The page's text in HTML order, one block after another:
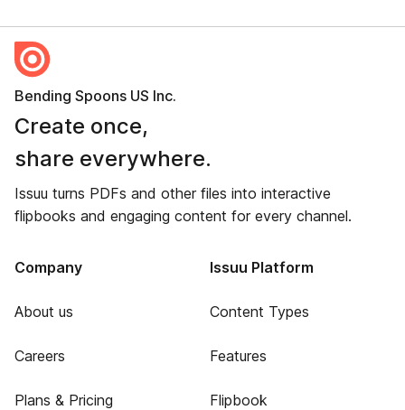
Bending Spoons US Inc.
Create once,
share everywhere.
Issuu turns PDFs and other files into interactive
flipbooks and engaging content for every channel.
Company
About us
Careers
Plans & Pricing
Issuu Platform
Content Types
Features
Flipbook